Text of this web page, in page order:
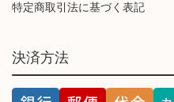
特定商取引法に基づく表記
決済方法